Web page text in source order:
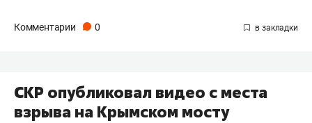
Комментарии 0
СКР опубликовал видео с места
взрыва на Крымском мосту